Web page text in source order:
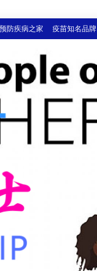
防疾病之家 疫苗知名品牌